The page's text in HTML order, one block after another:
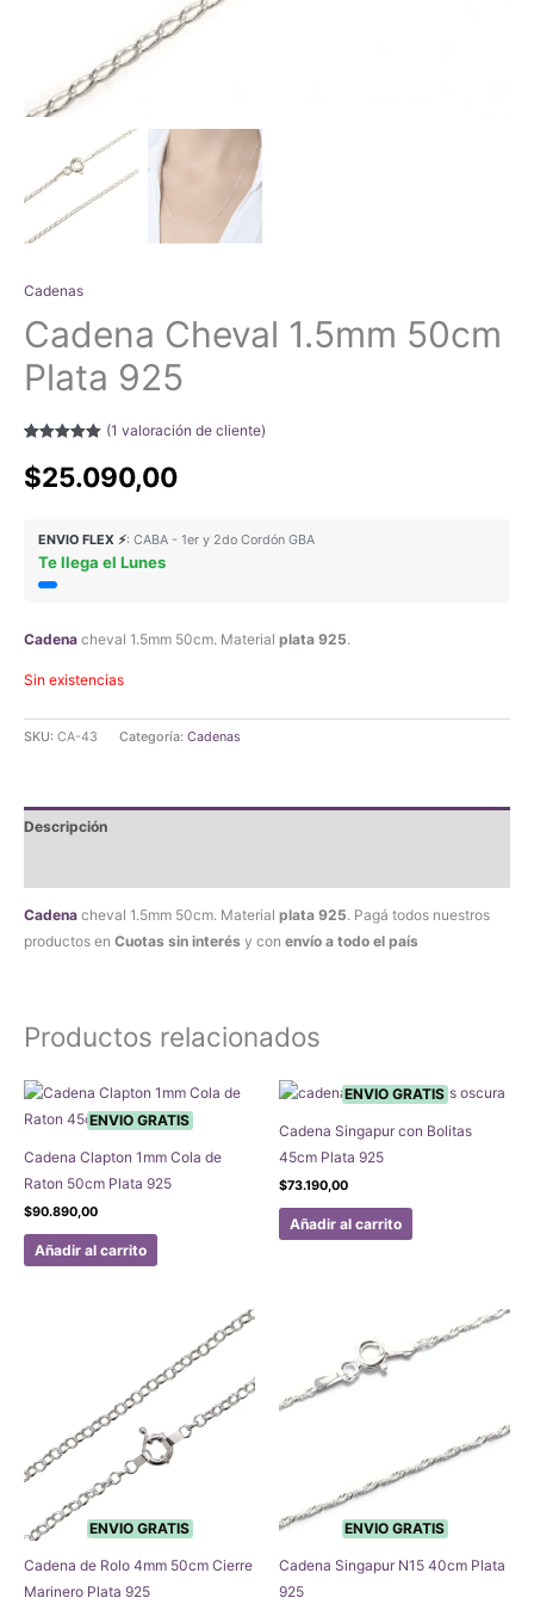
Cadenas
Cadena Cheval 1.5mm 50cm
Plata 925
5.00de 5 en
base a
(1 valoración de cliente)
$25.090,00
ENVIO FLEX ⚡: CABA - 1er y 2do Cordón GBA
Te llega el Lunes
Cadena cheval 1.5mm 50cm. Material plata 925.
Sin existencias
SKU: CA-43 Categoría: Cadenas
Descripción
Cadena cheval 1.5mm 50cm. Material plata 925. Pagá todos nuestros
productos en Cuotas sin interés y con envío a todo el país
Productos relacionados
ENVIO GRATIS
Cadena Clapton 1mm Cola de
Raton 50cm Plata 925
$90.890,00
Añadir al carrito
ENVIO GRATIS
Cadena Singapur con Bolitas
45cm Plata 925
$73.190,00
Añadir al carrito
ENVIO GRATIS
Cadena de Rolo 4mm 50cm Cierre
Marinero Plata 925
ENVIO GRATIS
Cadena Singapur N15 40cm Plata
925